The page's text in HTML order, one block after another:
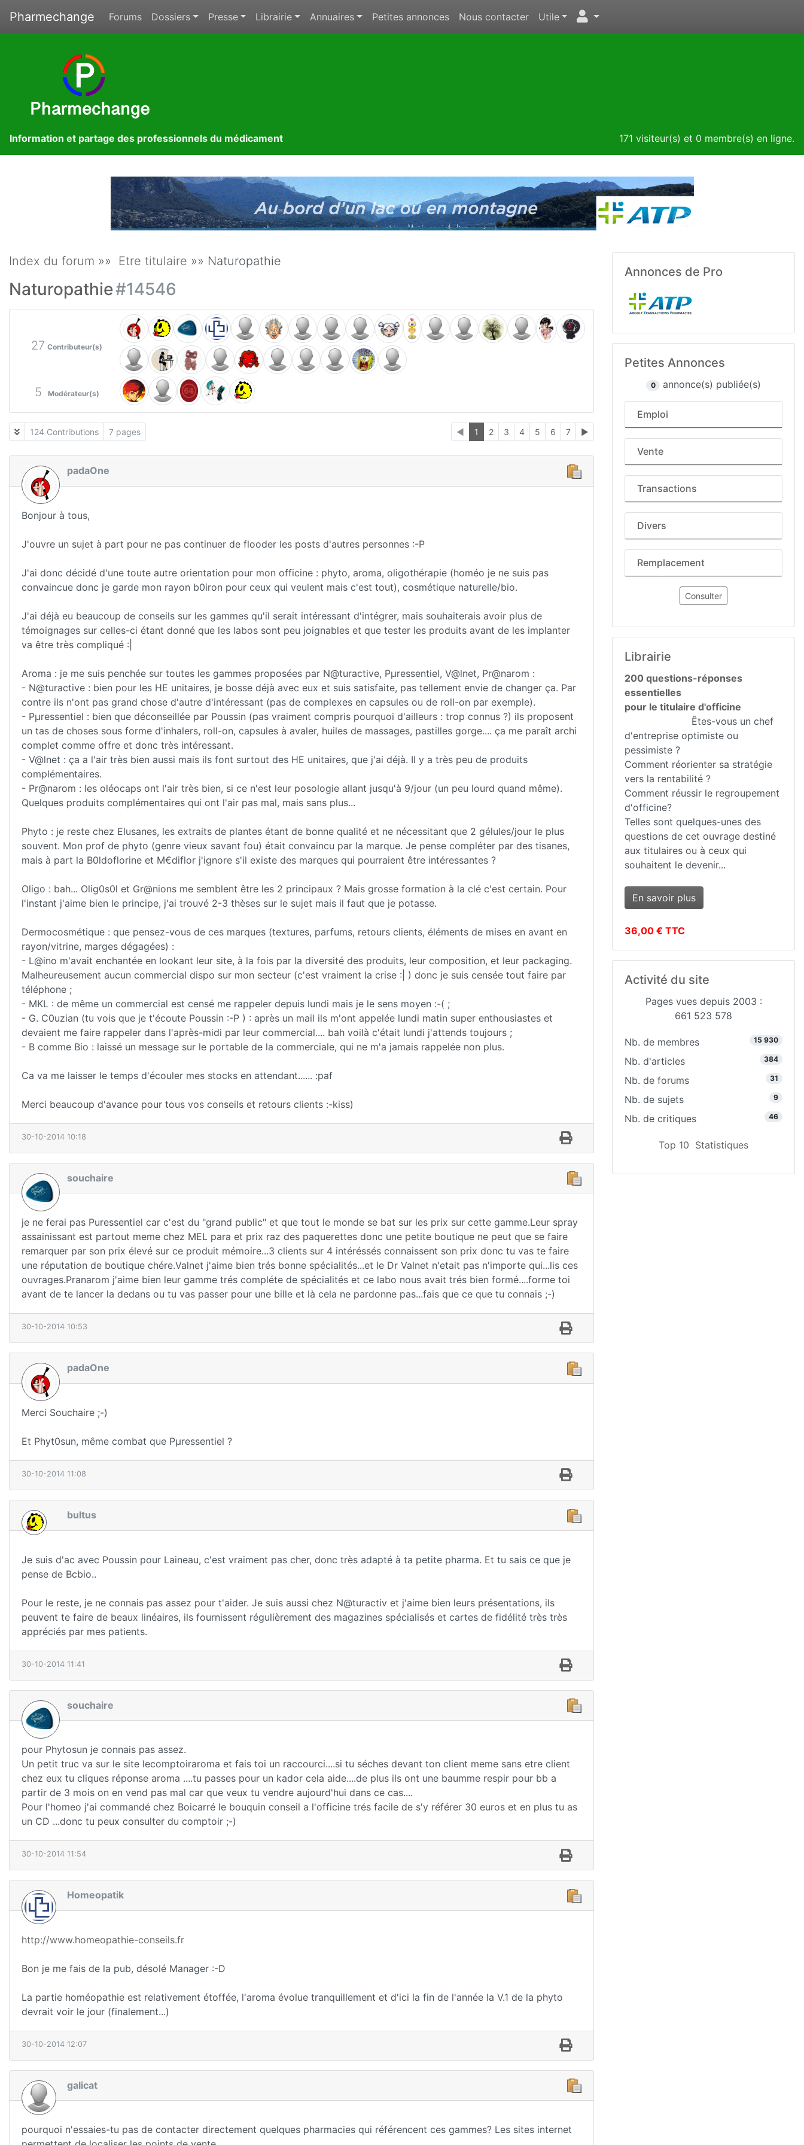
Pharmechange Forums Dossiers Presse Librairie Annuaires Petites annonces Nous contacter Utile
Information et partage des professionnels du médicament 171 visiteur(s) et 0 membre(s) en ligne.
Index du forum »» Etre titulaire »» Naturopathie
Naturopathie#14546
27 Contributeur(s)
5 Modérateur(s)
124 Contributions 7 pages ◄ 1 2 3 4 5 6 7 ►
padaOne
Bonjour à tous,
J'ouvre un sujet à part pour ne pas continuer de flooder les posts d'autres personnes :-P
J'ai donc décidé d'une toute autre orientation pour mon officine : phyto, aroma, oligothérapie (homéo je ne suis pas
convaincue donc je garde mon rayon b0iron pour ceux qui veulent mais c'est tout), cosmétique naturelle/bio.
J'ai déjà eu beaucoup de conseils sur les gammes qu'il serait intéressant d'intégrer, mais souhaiterais avoir plus de
témoignages sur celles-ci étant donné que les labos sont peu joignables et que tester les produits avant de les implanter
va être très compliqué :|
Aroma : je me suis penchée sur toutes les gammes proposées par N@turactive, Pµressentiel, V@lnet, Pr@narom :
- N@turactive : bien pour les HE unitaires, je bosse déjà avec eux et suis satisfaite, pas tellement envie de changer ça. Par
contre ils n'ont pas grand chose d'autre d'intéressant (pas de complexes en capsules ou de roll-on par exemple).
- Pµressentiel : bien que déconseillée par Poussin (pas vraiment compris pourquoi d'ailleurs : trop connus ?) ils proposent
un tas de choses sous forme d'inhalers, roll-on, capsules à avaler, huiles de massages, pastilles gorge.... ça me paraît archi
complet comme offre et donc très intéressant.
- V@lnet : ça a l'air très bien aussi mais ils font surtout des HE unitaires, que j'ai déjà. Il y a très peu de produits
complémentaires.
- Pr@narom : les oléocaps ont l'air très bien, si ce n'est leur posologie allant jusqu'à 9/jour (un peu lourd quand même).
Quelques produits complémentaires qui ont l'air pas mal, mais sans plus...
Phyto : je reste chez Elusanes, les extraits de plantes étant de bonne qualité et ne nécessitant que 2 gélules/jour le plus
souvent. Mon prof de phyto (genre vieux savant fou) était convaincu par la marque. Je pense compléter par des tisanes,
mais à part la B0ldoflorine et M€diflor j'ignore s'il existe des marques qui pourraient être intéressantes ?
Oligo : bah... Olig0s0l et Gr@nions me semblent être les 2 principaux ? Mais grosse formation à la clé c'est certain. Pour
l'instant j'aime bien le principe, j'ai trouvé 2-3 thèses sur le sujet mais il faut que je potasse.
Dermocosmétique : que pensez-vous de ces marques (textures, parfums, retours clients, éléments de mises en avant en
rayon/vitrine, marges dégagées) :
- L@ino m'avait enchantée en lookant leur site, à la fois par la diversité des produits, leur composition, et leur packaging.
Malheureusement aucun commercial dispo sur mon secteur (c'est vraiment la crise :| ) donc je suis censée tout faire par
téléphone ;
- MKL : de même un commercial est censé me rappeler depuis lundi mais je le sens moyen :-( ;
- G. C0uzian (tu vois que je t'écoute Poussin :-P ) : après un mail ils m'ont appelée lundi matin super enthousiastes et
devaient me faire rappeler dans l'après-midi par leur commercial.... bah voilà c'était lundi j'attends toujours ;
- B comme Bio : laissé un message sur le portable de la commerciale, qui ne m'a jamais rappelée non plus.
Ca va me laisser le temps d'écouler mes stocks en attendant...... :paf
Merci beaucoup d'avance pour tous vos conseils et retours clients :-kiss)
30-10-2014 10:18
souchaire
je ne ferai pas Puressentiel car c'est du "grand public" et que tout le monde se bat sur les prix sur cette gamme.Leur spray
assainissant est partout meme chez MEL para et prix raz des paquerettes donc une petite boutique ne peut que se faire
remarquer par son prix élevé sur ce produit mémoire...3 clients sur 4 intéréssés connaissent son prix donc tu vas te faire
une réputation de boutique chére.Valnet j'aime bien trés bonne spécialités...et le Dr Valnet n'etait pas n'importe qui...lis ces
ouvrages.Pranarom j'aime bien leur gamme trés compléte de spécialités et ce labo nous avait trés bien formé....forme toi
avant de te lancer la dedans ou tu vas passer pour une bille et là cela ne pardonne pas...fais que ce que tu connais ;-)
30-10-2014 10:53
padaOne
Merci Souchaire ;-)
Et Phyt0sun, même combat que Pµressentiel ?
30-10-2014 11:08
bultus
Je suis d'ac avec Poussin pour Laineau, c'est vraiment pas cher, donc très adapté à ta petite pharma. Et tu sais ce que je
pense de Bcbio..
Pour le reste, je ne connais pas assez pour t'aider. Je suis aussi chez N@turactiv et j'aime bien leurs présentations, ils
peuvent te faire de beaux linéaires, ils fournissent régulièrement des magazines spécialisés et cartes de fidélité très très
appréciés par mes patients.
30-10-2014 11:41
souchaire
pour Phytosun je connais pas assez.
Un petit truc va sur le site lecomptoiraroma et fais toi un raccourci....si tu séches devant ton client meme sans etre client
chez eux tu cliques réponse aroma ....tu passes pour un kador cela aide....de plus ils ont une baumme respir pour bb a
partir de 3 mois on en vend pas mal car que veux tu vendre aujourd'hui dans ce cas....
Pour l'homeo j'ai commandé chez Boicarré le bouquin conseil a l'officine trés facile de s'y référer 30 euros et en plus tu as
un CD ...donc tu peux consulter du comptoir ;-)
30-10-2014 11:54
Homeopatik
http://www.homeopathie-conseils.fr
Bon je me fais de la pub, désolé Manager :-D
La partie homéopathie est relativement étoffée, l'aroma évolue tranquillement et d'ici la fin de l'année la V.1 de la phyto
devrait voir le jour (finalement...)
30-10-2014 12:07
galicat
pourquoi n'essaies-tu pas de contacter directement quelques pharmacies qui référencent ces gammes? Les sites internet
Annonces de Pro
Petites Annonces
0 annonce(s) publiée(s)
Emploi
Vente
Transactions
Divers
Remplacement
Consulter
Librairie
200 questions-réponses
essentielles
pour le titulaire d'officine
Êtes-vous un chef
d'entreprise optimiste ou
pessimiste ?
Comment réorienter sa stratégie
vers la rentabilité ?
Comment réussir le regroupement
d'officine?
Telles sont quelques-unes des
questions de cet ouvrage destiné
aux titulaires ou à ceux qui
souhaitent le devenir...
En savoir plus
36,00 € TTC
Activité du site
Pages vues depuis 2003 :
661 523 578
Nb. de membres 15 930
Nb. d'articles 384
Nb. de forums 31
Nb. de sujets 9
Nb. de critiques 46
Top 10 Statistiques